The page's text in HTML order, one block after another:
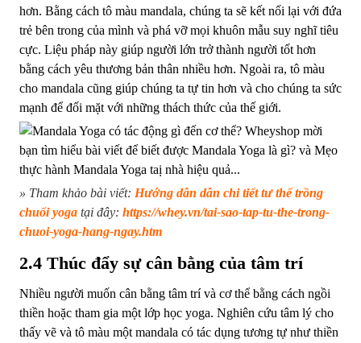
hơn. Bằng cách tô màu mandala, chúng ta sẽ kết nối lại với đứa
trẻ bên trong của mình và phá vỡ mọi khuôn mẫu suy nghĩ tiêu
cực. Liệu pháp này giúp người lớn trở thành người tốt hơn
bằng cách yêu thương bản thân nhiều hơn. Ngoài ra, tô màu
cho mandala cũng giúp chúng ta tự tin hơn và cho chúng ta sức
mạnh để đối mặt với những thách thức của thế giới.
» Tham khảo bài viết: Hướng dẫn dẫn chi tiết tư thế trồng
chuối yoga tại đây: https://whey.vn/tai-sao-tap-tu-the-trong-
chuoi-yoga-hang-ngay.htm
2.4 Thúc đẩy sự cân bằng của tâm trí
Nhiều người muốn cân bằng tâm trí và cơ thể bằng cách ngồi
thiền hoặc tham gia một lớp học yoga. Nghiên cứu tâm lý cho
thấy vẽ và tô màu một mandala có tác dụng tương tự như thiền